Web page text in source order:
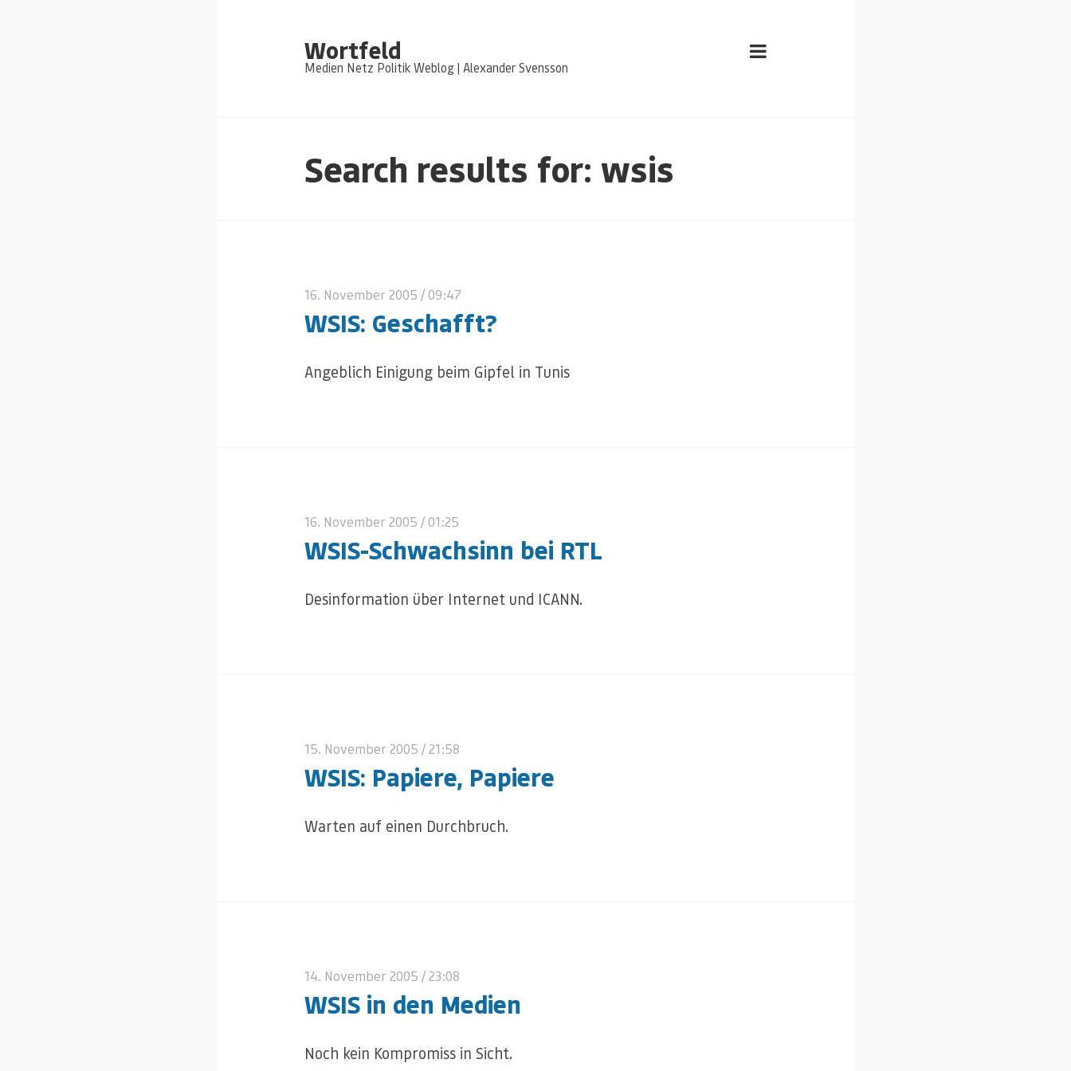
Wortfeld
Medien Netz Politik Weblog | Alexander Svensson
Search results for: wsis
16. November 2005 / 09:47
WSIS: Geschafft?
Angeblich Einigung beim Gipfel in Tunis
16. November 2005 / 01:25
WSIS-Schwachsinn bei RTL
Desinformation über Internet und ICANN.
15. November 2005 / 21:58
WSIS: Papiere, Papiere
Warten auf einen Durchbruch.
14. November 2005 / 23:08
WSIS in den Medien
Noch kein Kompromiss in Sicht.